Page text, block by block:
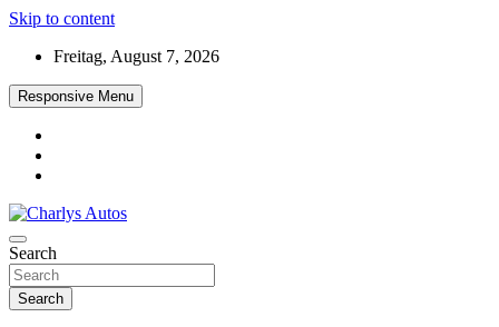
Skip to content
Freitag, August 7, 2026
Responsive Menu
Charlys Autos
Das neue Automagazin – global. regional. informativ. interaktiv
Search
Search